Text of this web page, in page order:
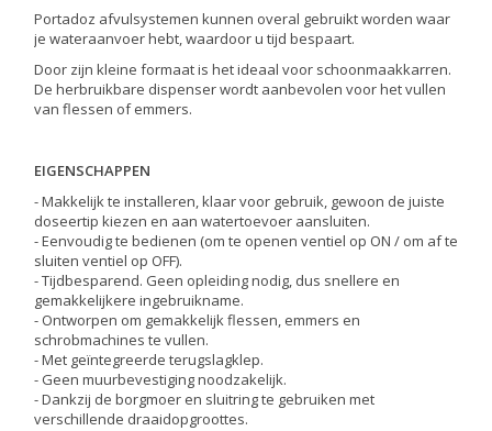
Portadoz afvulsystemen kunnen overal gebruikt worden waar
je wateraanvoer hebt, waardoor u tijd bespaart.
Door zijn kleine formaat is het ideaal voor schoonmaakkarren.
De herbruikbare dispenser wordt aanbevolen voor het vullen
van flessen of emmers.
EIGENSCHAPPEN
- Makkelijk te installeren, klaar voor gebruik, gewoon de juiste
doseertip kiezen en aan watertoevoer aansluiten.
- Eenvoudig te bedienen (om te openen ventiel op ON / om af te
sluiten ventiel op OFF).
- Tijdbesparend. Geen opleiding nodig, dus snellere en
gemakkelijkere ingebruikname.
- Ontworpen om gemakkelijk flessen, emmers en
schrobmachines te vullen.
- Met geïntegreerde terugslagklep.
- Geen muurbevestiging noodzakelijk.
- Dankzij de borgmoer en sluitring te gebruiken met
verschillende draaidopgroottes.